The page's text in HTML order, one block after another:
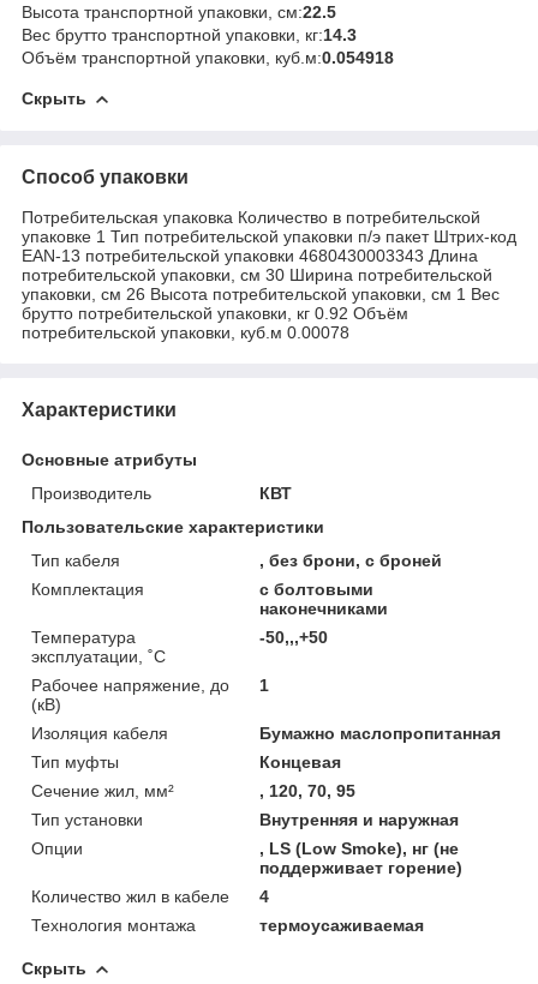
Высота транспортной упаковки, см:22.5
Вес брутто транспортной упаковки, кг:14.3
Объём транспортной упаковки, куб.м:0.054918
Скрыть
Способ упаковки
Потребительская упаковка Количество в потребительской
упаковке 1 Тип потребительской упаковки п/э пакет Штрих-код
EAN-13 потребительской упаковки 4680430003343 Длина
потребительской упаковки, см 30 Ширина потребительской
упаковки, см 26 Высота потребительской упаковки, см 1 Вес
брутто потребительской упаковки, кг 0.92 Объём
потребительской упаковки, куб.м 0.00078
Характеристики
Основные атрибуты
Производитель
КВТ
Пользовательские характеристики
Тип кабеля
, без брони, с броней
Комплектация
с болтовыми
наконечниками
Температура
эксплуатации, ˚С
-50,,,+50
Рабочее напряжение, до
(кВ)
1
Изоляция кабеля
Бумажно маслопропитанная
Тип муфты
Концевая
Сечение жил, мм²
, 120, 70, 95
Тип установки
Внутренняя и наружная
Опции
, LS (Low Smoke), нг (не
поддерживает горение)
Количество жил в кабеле
4
Технология монтажа
термоусаживаемая
Скрыть